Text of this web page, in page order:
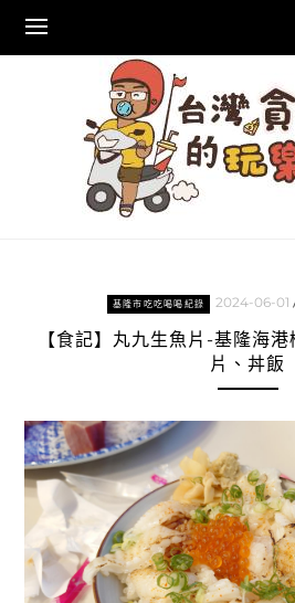
content
基隆市吃吃喝喝紀錄 2024-06-01
【食記】丸九生魚片-基隆海
片、丼飯